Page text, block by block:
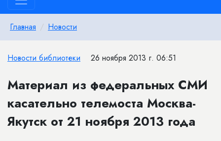
Главная Новости
Новости библиотеки 26 ноября 2013 г. 06:51
Материал из федеральных СМИ
касательно телемоста Москва-
Якутск от 21 ноября 2013 года